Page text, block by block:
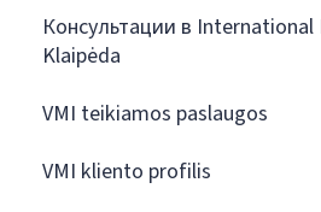
Консультации в International
Klaipėda
VMI teikiamos paslaugos
VMI kliento profilis